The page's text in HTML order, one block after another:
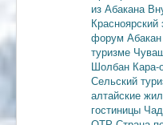
из Абакана
Красноярский
форум
туризме
Шолбан Кара-
Сельский
алтайские
гостиницы